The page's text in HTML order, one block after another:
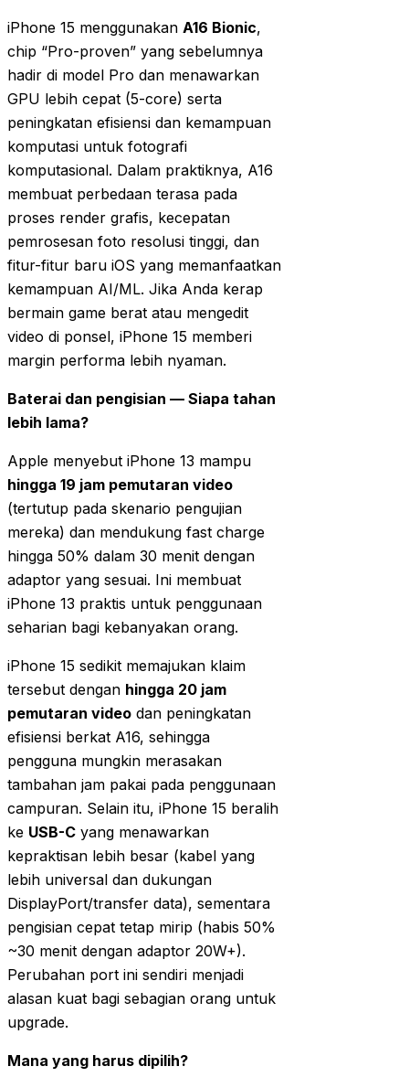
iPhone 15 menggunakan A16 Bionic,
chip “Pro-proven” yang sebelumnya
hadir di model Pro dan menawarkan
GPU lebih cepat (5-core) serta
peningkatan efisiensi dan kemampuan
komputasi untuk fotografi
komputasional. Dalam praktiknya, A16
membuat perbedaan terasa pada
proses render grafis, kecepatan
pemrosesan foto resolusi tinggi, dan
fitur-fitur baru iOS yang memanfaatkan
kemampuan AI/ML. Jika Anda kerap
bermain game berat atau mengedit
video di ponsel, iPhone 15 memberi
margin performa lebih nyaman.
Baterai dan pengisian — Siapa tahan
lebih lama?
Apple menyebut iPhone 13 mampu
hingga 19 jam pemutaran video
(tertutup pada skenario pengujian
mereka) dan mendukung fast charge
hingga 50% dalam 30 menit dengan
adaptor yang sesuai. Ini membuat
iPhone 13 praktis untuk penggunaan
seharian bagi kebanyakan orang.
iPhone 15 sedikit memajukan klaim
tersebut dengan hingga 20 jam
pemutaran video dan peningkatan
efisiensi berkat A16, sehingga
pengguna mungkin merasakan
tambahan jam pakai pada penggunaan
campuran. Selain itu, iPhone 15 beralih
ke USB-C yang menawarkan
kepraktisan lebih besar (kabel yang
lebih universal dan dukungan
DisplayPort/transfer data), sementara
pengisian cepat tetap mirip (habis 50%
~30 menit dengan adaptor 20W+).
Perubahan port ini sendiri menjadi
alasan kuat bagi sebagian orang untuk
upgrade.
Mana yang harus dipilih?